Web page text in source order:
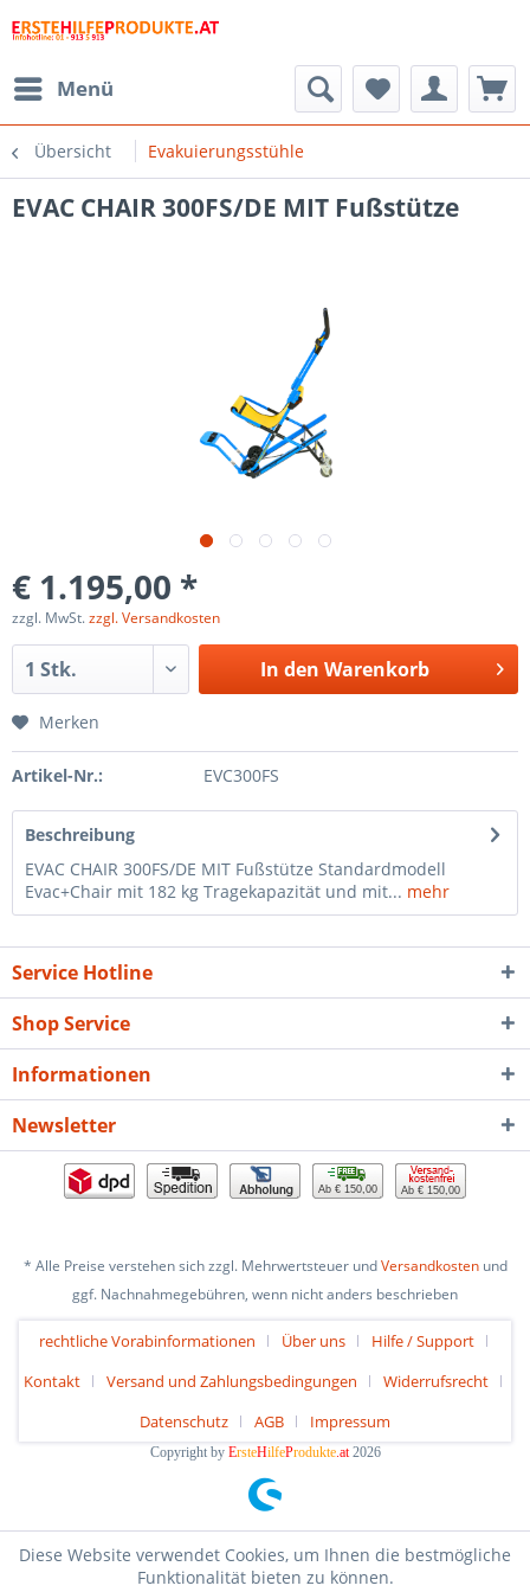
Menü
Übersicht Evakuierungsstühle
EVAC CHAIR 300FS/DE MIT Fußstütze
€ 1.195,00 *
zzgl. MwSt.zzgl. Versandkosten
In den Warenkorb
Merken
Artikel-Nr.: EVC300FS
Beschreibung
EVAC CHAIR 300FS/DE MIT Fußstütze Standardmodell
Evac+Chair mit 182 kg Tragekapazität und mit... mehr
Service Hotline
Shop Service
Informationen
Newsletter
Ab € 150,00 Ab € 150,00
* Alle Preise verstehen sich zzgl. Mehrwertsteuer undVersandkostenund
ggf. Nachnahmegebühren, wenn nicht anders beschrieben
rechtliche Vorabinformationen Über uns
Hilfe / Support
Kontakt
Versand und Zahlungsbedingungen
Widerrufsrecht
Datenschutz
AGB Impressum
Copyright by ErsteHilfeProdukte.at2026
Diese Website verwendet Cookies, um Ihnen die bestmögliche
Funktionalität bieten zu können.